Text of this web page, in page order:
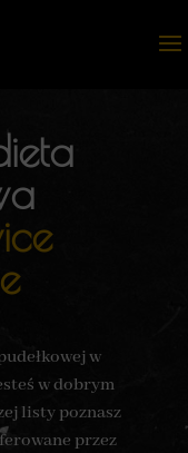
w
w dobrym
listy poznasz
przez